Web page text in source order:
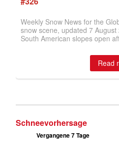
Schneevorhersage
Vergangene 7 Tage